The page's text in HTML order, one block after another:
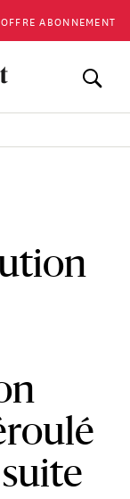
OFFRE ABONNEMENT
suite